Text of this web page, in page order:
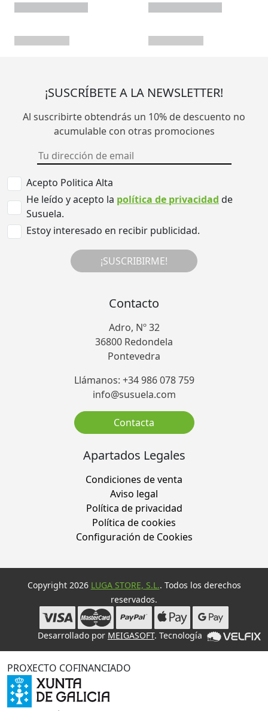
¡SUSCRÍBETE A LA NEWSLETTER!
Al suscribirte obtendrás un 10% de descuento no
acumulable con otras promociones
Acepto Politica Alta
He leído y acepto la política de privacidad de
Susuela.
Estoy interesado en recibir publicidad.
¡SUSCRIBIRME!
Contacto
Adro, Nº 32
36800 Redondela
Pontevedra
Llámanos: +34 986 078 759
info@susuela.com
Contacta
Apartados Legales
Condiciones de venta
Aviso legal
Política de privacidad
Política de cookies
Configuración de Cookies
Copyright 2026 LUGA STORE, S.L.. Todos los derechos
reservados.
Desarrollado por MEIGASOFT. Tecnología
PROXECTO COFINANCIADO